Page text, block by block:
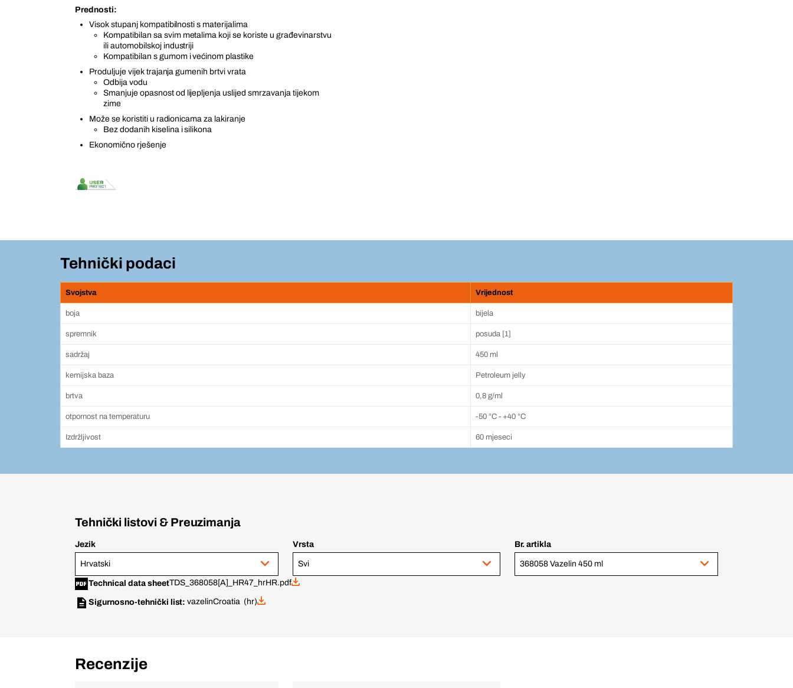
Prednosti:
Visok stupanj kompatibilnosti s materijalima
Kompatibilan sa svim metalima koji se koriste u građevinarstvu
ili automobilskoj industriji
Kompatibilan s gumom i većinom plastike
Produljuje vijek trajanja gumenih brtvi vrata
Odbija vodu
Smanjuje opasnost od lijepljenja uslijed smrzavanja tijekom
zime
Može se koristiti u radionicama za lakiranje
Bez dodanih kiselina i silikona
Ekonomično rješenje
Tehnički podaci
Svojstva Vrijednost
boja bijela
spremnik posuda [1]
sadržaj 450 ml
kemijska baza Petroleum jelly
brtva 0,8 g/ml
otpornost na temperaturu -50 °C - +40 °C
Izdržljivost 60 mjeseci
Tehnički listovi & Preuzimanja
Jezik
Hrvatski
Vrsta
Svi
Br. artikla
368058 Vazelin 450 ml
Technical data sheetTDS_368058[A]_HR47_hrHR.pdf
Sigurnosno-tehnički list:vazelinCroatia (hr)
Recenzije